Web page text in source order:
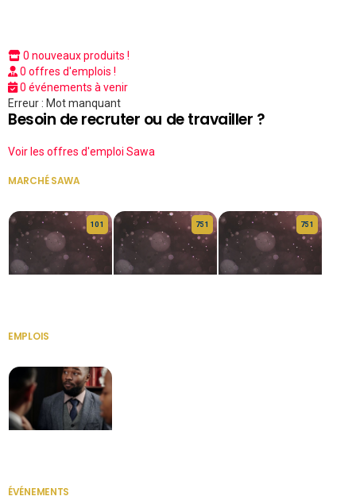
0 nouveaux produits !
0 offres d'emplois !
0 événements à venir
Erreur : Mot manquant
Besoin de recruter ou de travailler ?
Voir les offres d'emploi Sawa
MARCHÉ SAWA
10 1 75 1 75 1
EMPLOIS
ÉVÉNEMENTS